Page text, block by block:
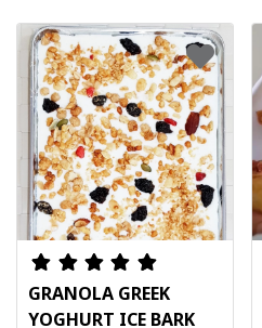
GRANOLA GREEK
YOGHURT ICE BARK